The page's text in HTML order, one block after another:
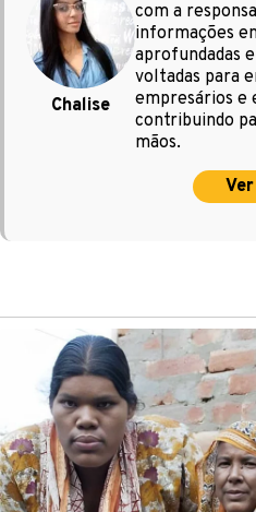
Chalise
com a
informações
aprofundadas
voltadas para
empresários e
contribuindo
mãos.